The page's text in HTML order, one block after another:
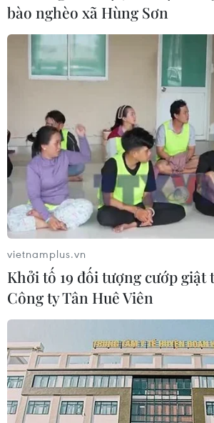
nữa quan hệ với ASEAN
59 năm ASEAN: Gắn kết tình
nước Nga
08/08/2026 03:51
Để ASEAN không chỉ thích ứng
chủ động kiến tạo và phát huy
bào nghèo xã Hùng Sơn
vietnamplus.vn
Khởi tố 19 đối tượng cướp giật
Công ty Tân Huê Viên